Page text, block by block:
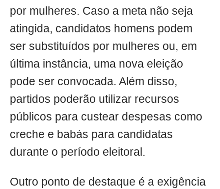
por mulheres. Caso a meta não seja
atingida, candidatos homens podem
ser substituídos por mulheres ou, em
última instância, uma nova eleição
pode ser convocada. Além disso,
partidos poderão utilizar recursos
públicos para custear despesas como
creche e babás para candidatas
durante o período eleitoral.
Outro ponto de destaque é a exigência